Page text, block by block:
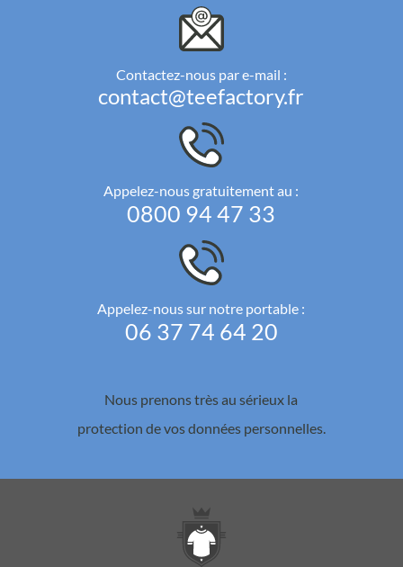
Contactez-nous par e-mail :
contact@teefactory.fr
Appelez-nous gratuitement au :
0800 94 47 33
Appelez-nous sur notre portable :
06 37 74 64 20
Nous prenons très au sérieux la
protection de vos données personnelles.